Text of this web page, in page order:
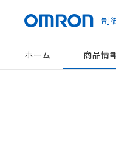
制
ホーム 商品情